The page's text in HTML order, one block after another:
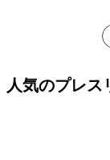
人気のプレス